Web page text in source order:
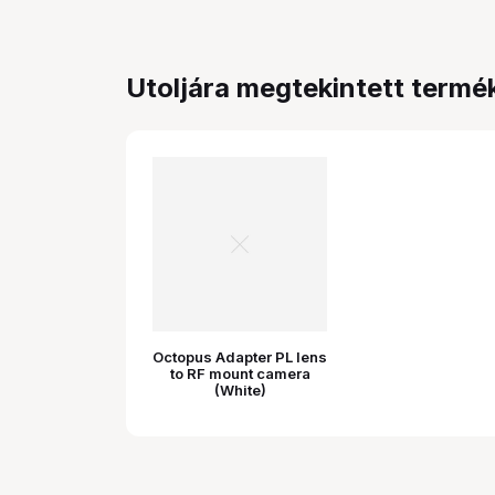
Utoljára megtekintett
Octopus Adapter PL lens
to RF mount camera
(White)